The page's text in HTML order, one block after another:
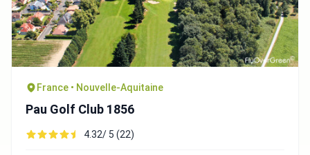
France • Nouvelle-Aquitaine
Pau Golf Club 1856
4.32/ 5 (22)